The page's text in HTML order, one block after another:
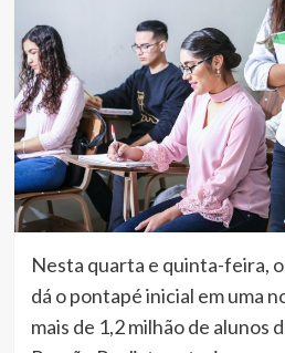
Nesta quarta e quinta-feira,
dá o pontapé inicial em uma
mais de 1,2 milhão de alunos